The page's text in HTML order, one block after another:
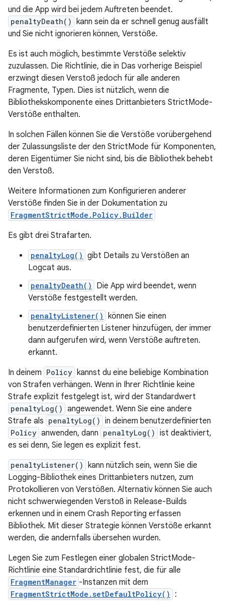
und die App wird bei jedem Auftreten beendet.
penaltyDeath() kann sein da er schnell genug ausfällt
und Sie nicht ignorieren können, Verstöße.
Es ist auch möglich, bestimmte Verstöße selektiv
zuzulassen. Die Richtlinie, die in Das vorherige Beispiel
erzwingt diesen Verstoß jedoch für alle anderen
Fragmente, Typen. Dies ist nützlich, wenn die
Bibliothekskomponente eines Drittanbieters StrictMode-
Verstöße enthalten.
In solchen Fällen können Sie die Verstöße vorübergehend
der Zulassungsliste der den StrictMode für Komponenten,
deren Eigentümer Sie nicht sind, bis die Bibliothek behebt
den Verstoß.
Weitere Informationen zum Konfigurieren anderer
Verstöße finden Sie in der Dokumentation zu
FragmentStrictMode.Policy.Builder
Es gibt drei Strafarten.
penaltyLog() gibt Details zu Verstößen an
Logcat aus.
penaltyDeath()
Die App wird beendet, wenn
Verstöße festgestellt werden.
penaltyListener() können Sie einen
benutzerdefinierten Listener hinzufügen, der immer
dann aufgerufen wird, wenn Verstöße auftreten.
erkannt.
In deinem Policy kannst du eine beliebige Kombination
von Strafen verhängen. Wenn in Ihrer Richtlinie keine
Strafe explizit festgelegt ist, wird der Standardwert
penaltyLog() angewendet. Wenn Sie eine andere
Strafe als penaltyLog() in deinem benutzerdefinierten
Policy anwenden, dann penaltyLog() ist deaktiviert,
es sei denn, Sie legen es explizit fest.
penaltyListener() kann nützlich sein, wenn Sie die
Logging-Bibliothek eines Drittanbieters nutzen, zum
Protokollieren von Verstößen. Alternativ können Sie auch
nicht schwerwiegenden Verstoß in Release-Builds
erkennen und in einem Crash Reporting erfassen
Bibliothek. Mit dieser Strategie können Verstöße erkannt
werden, die andernfalls übersehen wurden.
Legen Sie zum Festlegen einer globalen StrictMode-
Richtlinie eine Standardrichtlinie fest, die für alle
FragmentManager -Instanzen mit dem
FragmentStrictMode.setDefaultPolicy() :